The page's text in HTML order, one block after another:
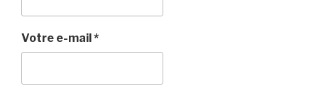
Votre e-mail*